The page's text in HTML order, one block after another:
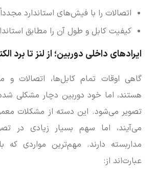
اتصالات را با فیش‌های استاندارد
کیفیت کابل و طول آن را مطابق
ایرادهای داخلی دوربین؛ از لنز تا برد
گاهی اوقات تمام کابل‌ها، اتصالات و
هستند، اما خود دوربین دچار مشکلی
تصویر می‌شود. این دسته از مشکلات
می‌آیند، اما سهم بسیار زیادی در
مداربسته دارند. مهم‌ترین مواردی که
عبارت‌اند از: